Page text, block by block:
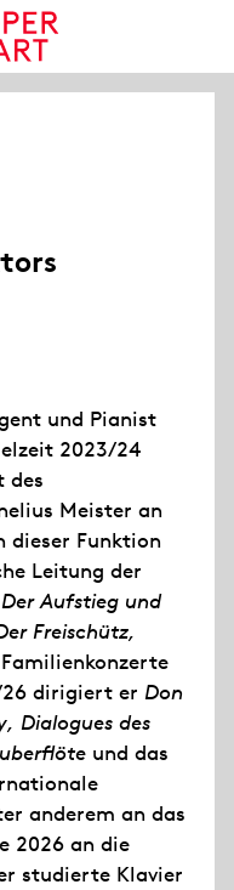
und Pianist
2023/24
des
Meister an
dieser Funktion
Leitung der
Aufstieg und
Freischütz,
dirigiert er Don
Dialogues des
und das
anderem an das
2026 an die
studierte Klavier